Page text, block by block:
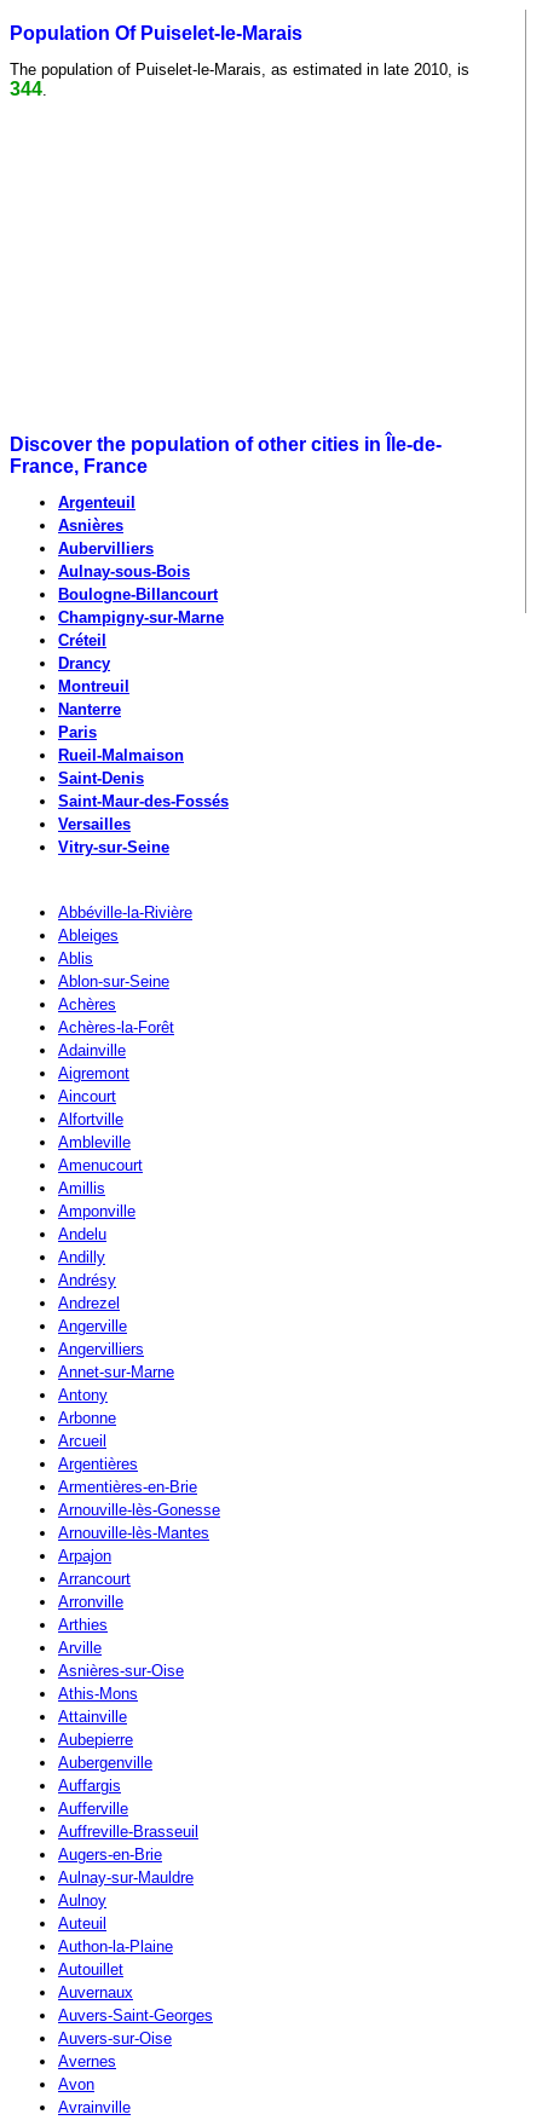
Population Of Puiselet-le-Marais
The population of Puiselet-le-Marais, as estimated in late 2010, is
344
Discover the population of other cities in Île-de-
France, France
Argenteuil
Asnières
Aubervilliers
Aulnay-sous-Bois
Boulogne-Billancourt
Champigny-sur-Marne
Créteil
Drancy
Montreuil
Nanterre
Paris
Rueil-Malmaison
Saint-Denis
Saint-Maur-des-Fossés
Versailles
Vitry-sur-Seine
Abbéville-la-Rivière
Ableiges
Ablis
Ablon-sur-Seine
Achères
Achères-la-Forêt
Adainville
Aigremont
Aincourt
Alfortville
Ambleville
Amenucourt
Amillis
Amponville
Andelu
Andilly
Andrésy
Andrezel
Angerville
Angervilliers
Annet-sur-Marne
Antony
Arbonne
Arcueil
Argentières
Armentières-en-Brie
Arnouville-lès-Gonesse
Arnouville-lès-Mantes
Arpajon
Arrancourt
Arronville
Arthies
Arville
Asnières-sur-Oise
Athis-Mons
Attainville
Aubepierre
Aubergenville
Auffargis
Aufferville
Auffreville-Brasseuil
Augers-en-Brie
Aulnay-sur-Mauldre
Aulnoy
Auteuil
Authon-la-Plaine
Autouillet
Auvernaux
Auvers-Saint-Georges
Auvers-sur-Oise
Avernes
Avon
Avrainville